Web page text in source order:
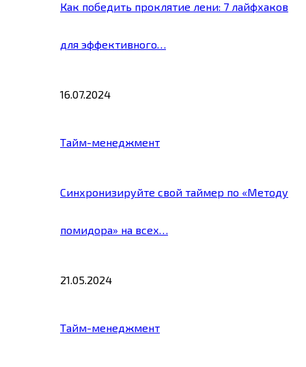
Как победить проклятие лени: 7 лайфхаков
для эффективного…
16.07.2024
Тайм-менеджмент
Синхронизируйте свой таймер по «Методу
помидора» на всех…
21.05.2024
Тайм-менеджмент